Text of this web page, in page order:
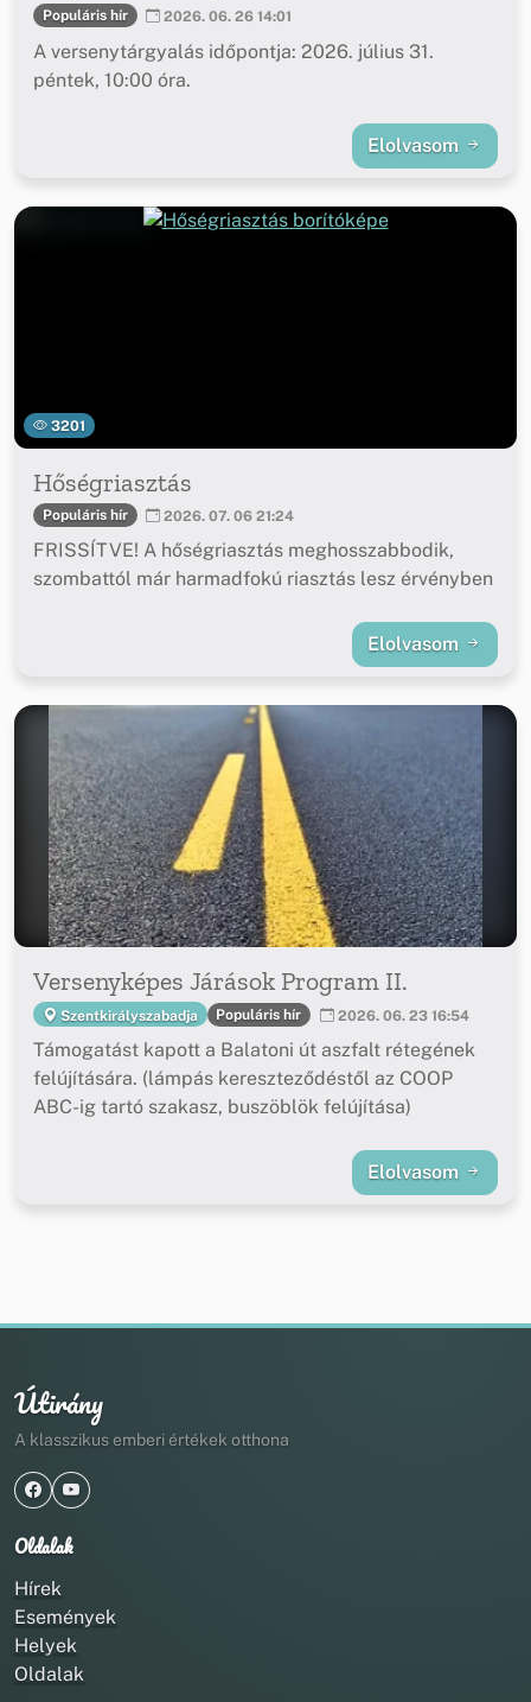
Populáris hír 2026. 06. 26 14:01
A versenytárgyalás időpontja: 2026. július 31.
péntek, 10:00 óra.
Elolvasom
3201
Hőségriasztás
Populáris hír 2026. 07. 06 21:24
FRISSÍTVE! A hőségriasztás meghosszabbodik,
szombattól már harmadfokú riasztás lesz érvényben
Elolvasom
Versenyképes Járások Program II.
Szentkirályszabadja Populáris hír 2026. 06. 23 16:54
Támogatást kapott a Balatoni út aszfalt rétegének
felújítására. (lámpás kereszteződéstől az COOP
ABC-ig tartó szakasz, buszöblök felújítása)
Elolvasom
Útirány
A klasszikus emberi értékek otthona
Oldalak
Hírek
Események
Helyek
Oldalak